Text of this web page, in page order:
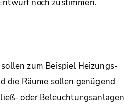
noch zustimmen.
zum Beispiel Heizungs-
die Räume sollen genügend
oder Beleuchtungsanlagen